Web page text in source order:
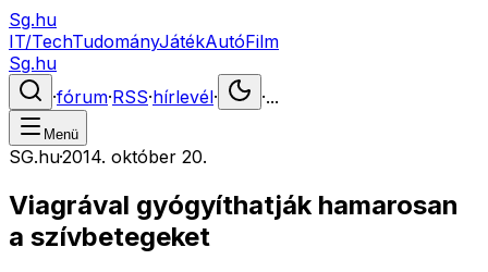
Sg.hu
IT/TechTudományJátékAutóFilm
Sg.hu
·fórum·RSS·hírlevél· ·...
Menü
SG.hu·2014. október 20.
Viagrával gyógyíthatják hamarosan
a szívbetegeket